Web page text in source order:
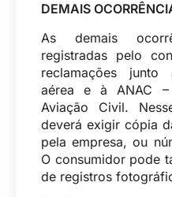
DEMAIS
As demais
registradas pelo
reclamações
aérea e à ANAC –
Aviação Civil.
deverá exigir cópia
pela empresa, ou
O consumidor pode
de registros